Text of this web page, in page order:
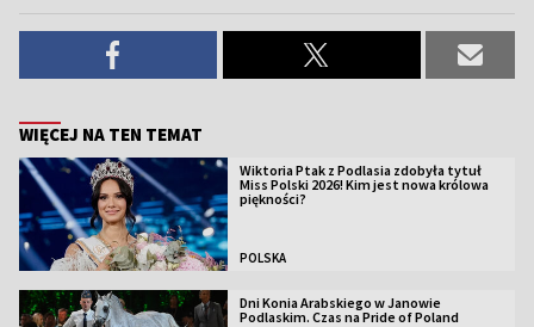
WIĘCEJ NA TEN TEMAT
Wiktoria Ptak z Podlasia zdobyła tytuł
Miss Polski 2026! Kim jest nowa królowa
piękności?
POLSKA
Dni Konia Arabskiego w Janowie
Podlaskim. Czas na Pride of Poland